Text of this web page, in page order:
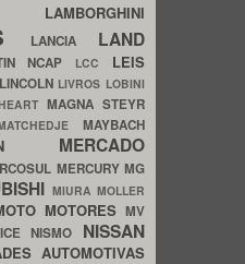
LAMBORGHINI
LANCIA LAND
NCAP LCC LEIS
LINCOLN LIVROS LOBINI
MAGNA STEYR
MAYBACH
MERCADO
MERCURYMG
MIURA MOLLER
MOTORES MV
NISMO NISSAN
AUTOMOTIVAS